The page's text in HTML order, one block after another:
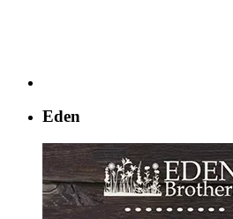
Eden